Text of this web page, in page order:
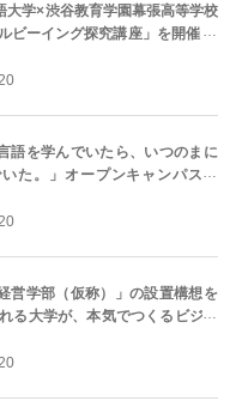
大学×渋谷教育学園幕張高等学校
ビーイング探究講座」を開催 ―
「30年後の双葉町の再生への設
語を学んでいたら、いつのまに
た。」オープンキャンパスに
ぐ体験型謎解きゲームを初開
構想中の「国際経営学部（仮
営学部（仮称）」の設置構想を
る大学が、本気でつくるビジネ